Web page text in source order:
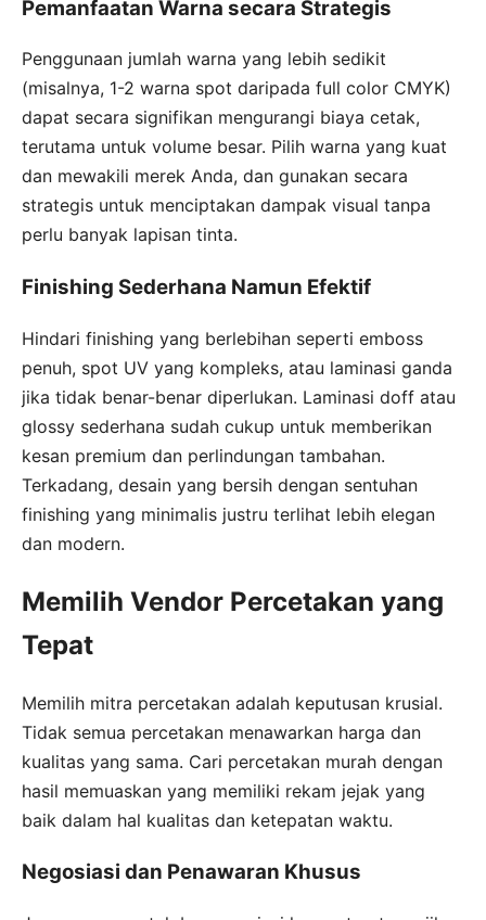
Pemanfaatan Warna secara Strategis
Penggunaan jumlah warna yang lebih sedikit
(misalnya, 1-2 warna spot daripada full color CMYK)
dapat secara signifikan mengurangi biaya cetak,
terutama untuk volume besar. Pilih warna yang kuat
dan mewakili merek Anda, dan gunakan secara
strategis untuk menciptakan dampak visual tanpa
perlu banyak lapisan tinta.
Finishing Sederhana Namun Efektif
Hindari finishing yang berlebihan seperti emboss
penuh, spot UV yang kompleks, atau laminasi ganda
jika tidak benar-benar diperlukan. Laminasi doff atau
glossy sederhana sudah cukup untuk memberikan
kesan premium dan perlindungan tambahan.
Terkadang, desain yang bersih dengan sentuhan
finishing yang minimalis justru terlihat lebih elegan
dan modern.
Memilih Vendor Percetakan yang
Tepat
Memilih mitra percetakan adalah keputusan krusial.
Tidak semua percetakan menawarkan harga dan
kualitas yang sama. Cari percetakan murah dengan
hasil memuaskan yang memiliki rekam jejak yang
baik dalam hal kualitas dan ketepatan waktu.
Negosiasi dan Penawaran Khusus